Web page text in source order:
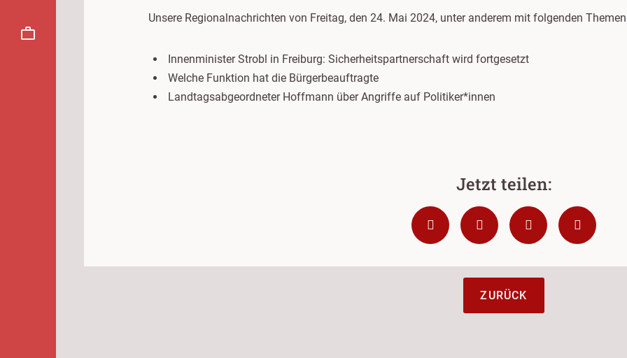
Unsere Regionalnachrichten von Freitag, den 24. Mai 2024, unter anderem mit folgenden
Innenminister Strobl in Freiburg: Sicherheitspartnerschaft wird fortgesetzt
Welche Funktion hat die Bürgerbeauftragte
Landtagsabgeordneter Hoffmann über Angriffe auf Politiker*innen
ZURÜCK